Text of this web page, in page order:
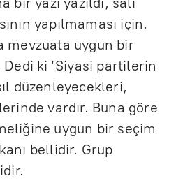
yapılmaması için.
mevzuata uygun bir
ki ‘Siyasi partilerin
düzenleyecekleri,
vardır. Buna göre
uygun bir seçim
bellidir. Grup